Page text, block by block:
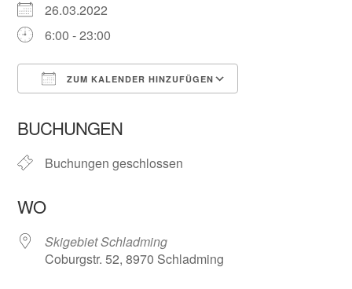
26.03.2022
6:00 - 23:00
ZUM KALENDER HINZUFÜGEN
BUCHUNGEN
Buchungen geschlossen
WO
Skigebiet Schladming
Coburgstr. 52, 8970 Schladming